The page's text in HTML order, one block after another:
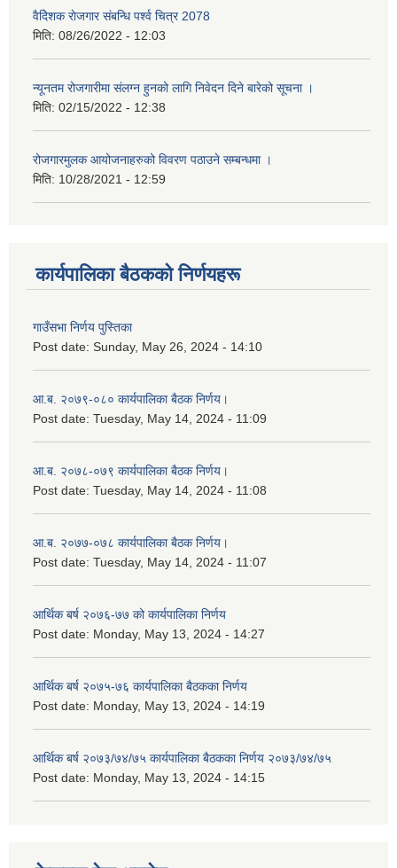
वैदेिशक राेजगार संबन्धि पर्श्व चित्र 2078
मिति: 08/26/2022 - 12:03
न्यूनतम रोजगारीमा संलग्न हुनको लागि निवेदन दिने बारेको सूचना ।
मिति: 02/15/2022 - 12:38
रोजगारमुलक आयोजनाहरुको विवरण पठाउने सम्बन्धमा ।
मिति: 10/28/2021 - 12:59
कार्यपालिका बैठकको निर्णयहरू
गाउँसभा निर्णय पुस्तिका
Post date: Sunday, May 26, 2024 - 14:10
आ.ब. २०७९-०८० कार्यपालिका बैठक निर्णय।
Post date: Tuesday, May 14, 2024 - 11:09
आ.ब. २०७८-०७९ कार्यपालिका बैठक निर्णय।
Post date: Tuesday, May 14, 2024 - 11:08
आ.ब. २०७७-०७८ कार्यपालिका बैठक निर्णय।
Post date: Tuesday, May 14, 2024 - 11:07
आर्थिक बर्ष २०७६-७७ को कार्यपालिका निर्णय
Post date: Monday, May 13, 2024 - 14:27
आर्थिक बर्ष २०७५-७६ कार्यपालिका बैठकका निर्णय
Post date: Monday, May 13, 2024 - 14:19
आर्थिक बर्ष २०७३/७४/७५ कार्यपालिका बैठकका निर्णय २०७३/७४/७५
Post date: Monday, May 13, 2024 - 14:15